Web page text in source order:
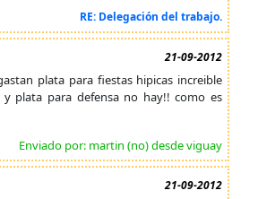
RE: Delegación del trabajo.
21-09-2012
plata para fiestas hipicas increible
y plata para defensa no hay!! como es
Enviado por: martin (no) desde viguay
21-09-2012